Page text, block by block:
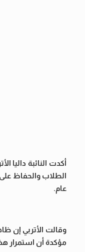
أكدت النائبة
الطلاب والحفاظ
عام.
وقالت الأتربي إن
مؤكدة أن استمرار